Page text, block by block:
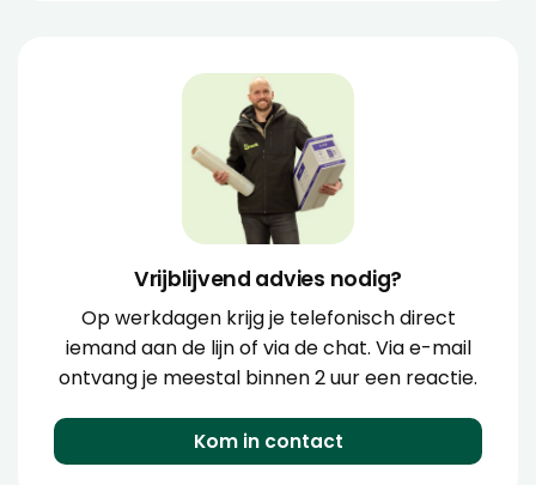
Vrijblijvend advies nodig?
Op werkdagen krijg je telefonisch direct
iemand aan de lijn of via de chat. Via e-mail
ontvang je meestal binnen 2 uur een reactie.
Kom in contact